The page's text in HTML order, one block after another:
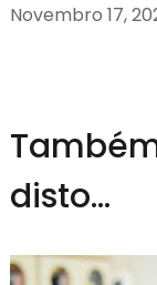
Novembro 17,
disto...